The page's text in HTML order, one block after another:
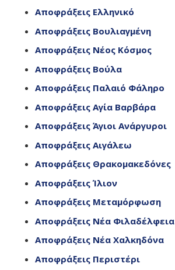
Αποφράξεις Ελληνικό
Αποφράξεις Βουλιαγμένη
Αποφράξεις Νέος Κόσμος
Αποφράξεις Βούλα
Αποφράξεις Παλαιό Φάληρο
Αποφράξεις Αγία Βαρβάρα
Αποφράξεις Άγιοι Ανάργυροι
Αποφράξεις Αιγάλεω
Αποφράξεις Θρακομακεδόνες
Αποφράξεις Ίλιον
Αποφράξεις Μεταμόρφωση
Αποφράξεις Νέα Φιλαδέλφεια
Αποφράξεις Νέα Χαλκηδόνα
Αποφράξεις Περιστέρι